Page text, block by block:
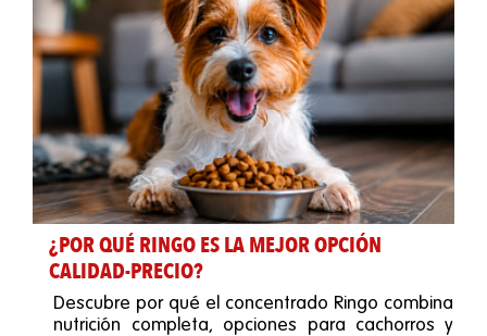
¿POR QUÉ RINGO ES LA MEJOR OPCIÓN
CALIDAD-PRECIO?
Descubre por qué el concentrado Ringo combina
nutrición completa, opciones para cachorros y